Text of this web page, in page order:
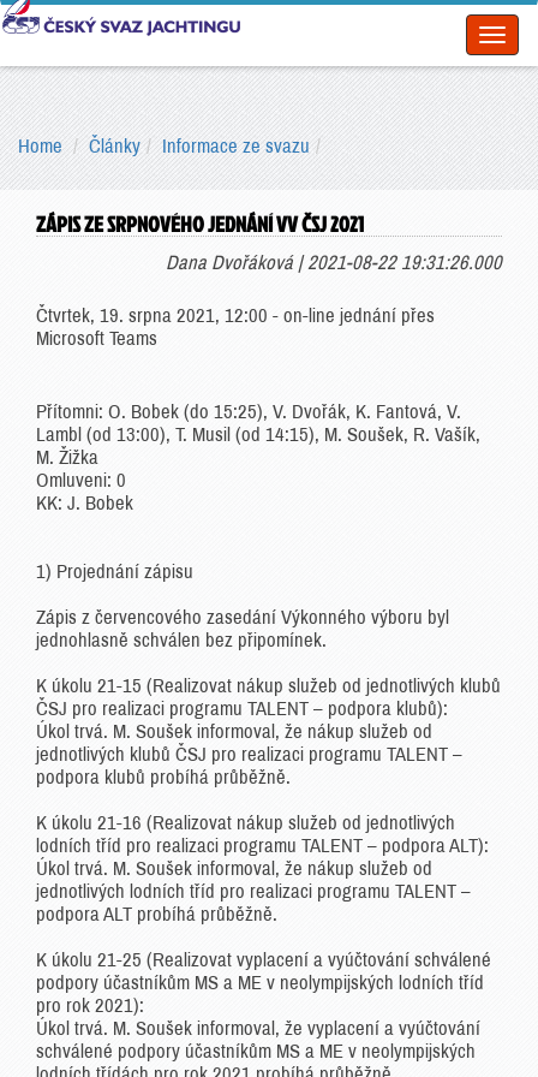
Home Články Informace ze svazu
ZÁPIS ZE SRPNOVÉHO JEDNÁNÍ VV ČSJ 2021
Dana Dvořáková | 2021-08-22 19:31:26.000
Čtvrtek, 19. srpna 2021, 12:00 - on-line jednání přes
Microsoft Teams
Přítomni: O. Bobek (do 15:25), V. Dvořák, K. Fantová, V.
Lambl (od 13:00), T. Musil (od 14:15), M. Soušek, R. Vašík,
M. Žižka
Omluveni: 0
KK: J. Bobek
1) Projednání zápisu
Zápis z červencového zasedání Výkonného výboru byl
jednohlasně schválen bez připomínek.
K úkolu 21-15 (Realizovat nákup služeb od jednotlivých klubů
ČSJ pro realizaci programu TALENT – podpora klubů):
Úkol trvá. M. Soušek informoval, že nákup služeb od
jednotlivých klubů ČSJ pro realizaci programu TALENT –
podpora klubů probíhá průběžně.
K úkolu 21-16 (Realizovat nákup služeb od jednotlivých
lodních tříd pro realizaci programu TALENT – podpora ALT):
Úkol trvá. M. Soušek informoval, že nákup služeb od
jednotlivých lodních tříd pro realizaci programu TALENT –
podpora ALT probíhá průběžně.
K úkolu 21-25 (Realizovat vyplacení a vyúčtování schválené
podpory účastníkům MS a ME v neolympijských lodních tříd
pro rok 2021):
Úkol trvá. M. Soušek informoval, že vyplacení a vyúčtování
schválené podpory účastníkům MS a ME v neolympijských